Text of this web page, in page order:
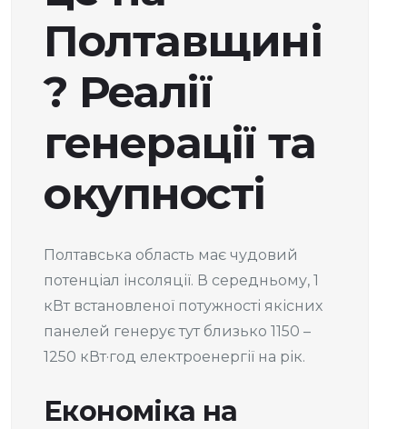
Полтавщині
? Реалії
генерації та
окупності
Полтавська область має чудовий
потенціал інсоляції. В середньому, 1
кВт встановленої потужності якісних
панелей генерує тут близько 1150 –
1250 кВт·год електроенергії на рік.
Економіка на